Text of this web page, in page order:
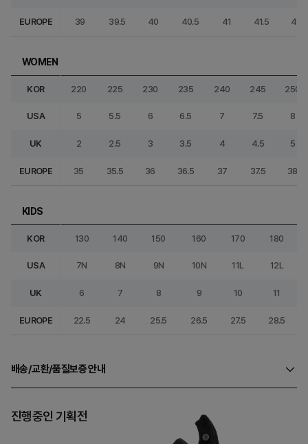
EUROPE 39 39.5 40 40.5 41 41.5 42
WOMEN
KOR 220 225 230 235 240 245 250
USA 5 5.5 6 6.5 7 7.5 8
UK 2 2.5 3 3.5 4 4.5 5
EUROPE 35 35.5 36 36.5 37 37.5 38
KIDS
KOR 130 140 150 160 170 180
USA 7N 8N 9N 10N 11L 12L
UK 6 7 8 9 10 11
EUROPE 22.5 24 25.5 26.5 27.5 28.5
배송/교환/품질보증 안내
진행중인 기획전